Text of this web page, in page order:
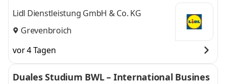
Lidl Dienstleistung GmbH & Co. KG
Grevenbroich
vor 4 Tagen
Duales Studium BWL – International Busines